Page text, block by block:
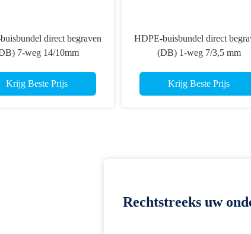
direct begraven
7-weg 14/10mm
Krijg Beste Prijs
HDPE-buisbundel direct
(DB) 1-weg 7/3,5 mm
Krijg Beste Prijs
Rechtstreeks uw